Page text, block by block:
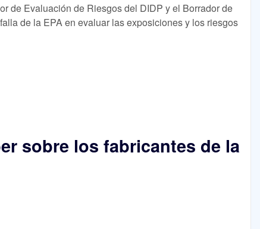
de Evaluación de Riesgos del DIDP y el Borrador de
de la EPA en evaluar las exposiciones y los riesgos
sobre los fabricantes de la